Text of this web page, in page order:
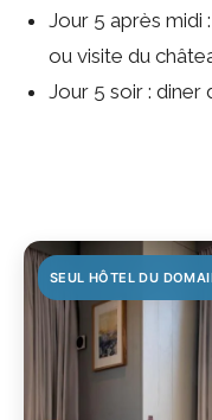
Jour 5 après midi
ou visite du
Jour 5 soir : diner
SEUL HÔTEL DU